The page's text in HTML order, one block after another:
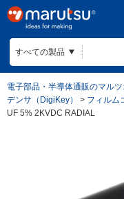
電子部品・半導体通販のマル
デンサ（DigiKey）
> フィルム
UF 5% 2KVDC RADIAL